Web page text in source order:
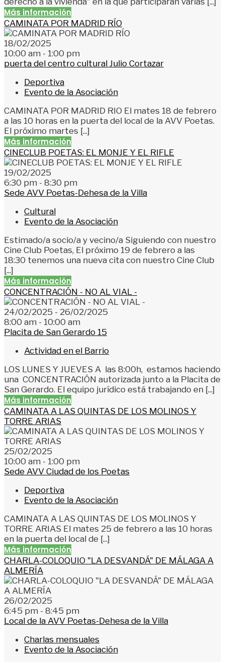
Más información
CAMINATA POR MADRID RÍO
18/02/2025
10:00 am - 1:00 pm
puerta del centro cultural Julio Cortazar
Deportiva
Evento de la Asociación
CAMINATA POR MADRID RIO El mates 18 de febrero
a las 10 horas en la puerta del local de la AVV Poetas.
El próximo martes [...]
Más información
CINECLUB POETAS: EL MONJE Y EL RIFLE
19/02/2025
6:30 pm - 8:30 pm
Sede AVV Poetas-Dehesa de la Villa
Cultural
Evento de la Asociación
Estimado/a socio/a y vecino/a Siguiendo con nuestro
Cine Club Poetas, El próximo 19 de febrero a las
18:30 tenemos una nueva cita con nuestro Cine Club
[...]
Más información
CONCENTRACIÓN - NO AL VIAL -
24/02/2025 - 26/02/2025
8:00 am - 10:00 am
Placita de San Gerardo 15
Actividad en el Barrio
LOS LUNES Y JUEVES A las 8:00h, estamos haciendo
una CONCENTRACIÓN autorizada junto a la Placita de
San Gerardo. El equipo jurídico está trabajando en [...]
Más información
CAMINATA A LAS QUINTAS DE LOS MOLINOS Y
TORRE ARIAS
25/02/2025
10:00 am - 1:00 pm
Sede AVV Ciudad de los Poetas
Deportiva
Evento de la Asociación
CAMINATA A LAS QUINTAS DE LOS MOLINOS Y
TORRE ARIAS El mates 25 de febrero a las 10 horas
en la puerta del local de [...]
Más información
CHARLA-COLOQUIO "LA DESVANDÁ" DE MÁLAGA A
ALMERÍA
26/02/2025
6:45 pm - 8:45 pm
Local de la AVV Poetas-Dehesa de la Villa
Charlas mensuales
Evento de la Asociación